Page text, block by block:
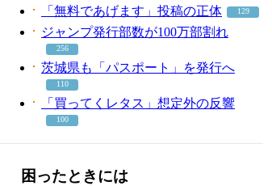
「無料であげます」投稿の正体 129
ジャンプ発行部数が100万部割れ
256
茨城県も「パスポート」を発行へ
110
「買ってくレタス」想定外の反響
100
困ったときには